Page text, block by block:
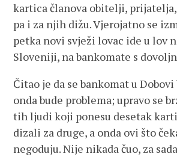
kartica članova obitelji,
pa i za njih dižu. Vjerojatno se
petka novi svježi lovac ide u lov
Sloveniji, na bankomate s
Čitao je da se bankomat u
onda bude problema; upravo se
tih ljudi koji ponesu desetak
dizali za druge, a onda ovi što
negoduju. Nije nikada čuo, za